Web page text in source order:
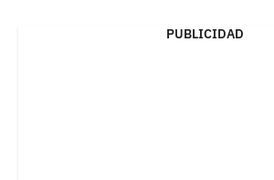
PUBLICIDAD